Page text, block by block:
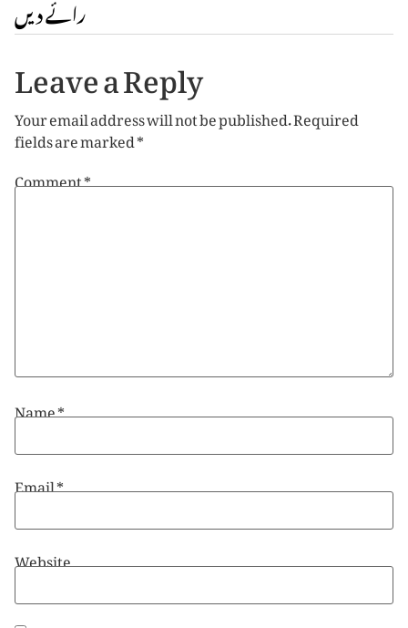
رائے دیں
Leave a Reply
Your email address will not be published.Required
fields are marked*
Comment*
Name*
Email*
Website